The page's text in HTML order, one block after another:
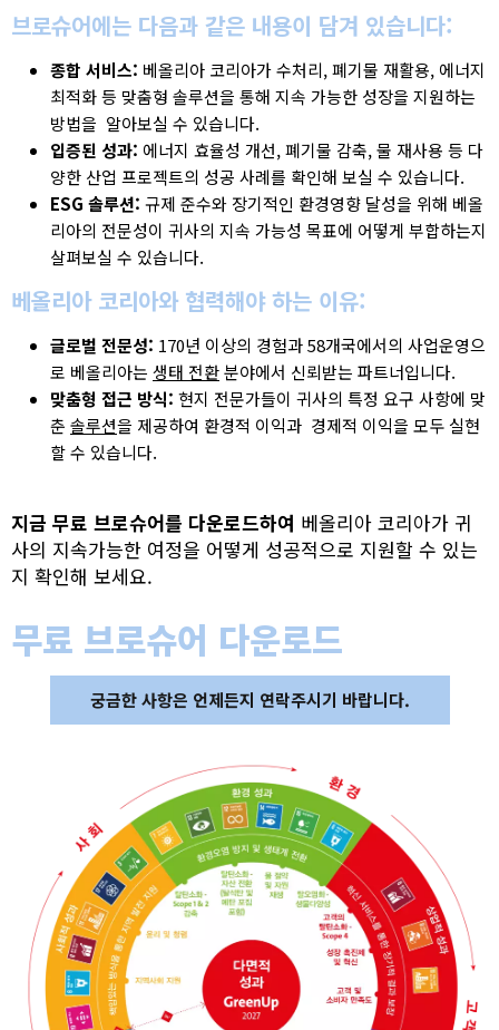
브로슈어에는 다음과 같은 내용이 담겨 있습니다:
종합 서비스: 베올리아 코리아가 수처리, 폐기물 재활용, 에너지
최적화 등 맞춤형 솔루션을 통해 지속 가능한 성장을 지원하는
방법을 알아보실 수 있습니다.
입증된 성과: 에너지 효율성 개선, 폐기물 감축, 물 재사용 등 다
양한 산업 프로젝트의 성공 사례를 확인해 보실 수 있습니다.
ESG 솔루션: 규제 준수와 장기적인 환경영향 달성을 위해 베올
리아의 전문성이 귀사의 지속 가능성 목표에 어떻게 부합하는지
살펴보실 수 있습니다.
베올리아 코리아와 협력해야 하는 이유:
글로벌 전문성: 170년 이상의 경험과 58개국에서의 사업운영으
로 베올리아는 생태 전환분야에서 신뢰받는 파트너입니다.
맞춤형 접근 방식: 현지 전문가들이 귀사의 특정 요구 사항에 맞
춘 솔루션을 제공하여 환경적 이익과 경제적 이익을 모두 실현
할 수 있습니다.
지금 무료 브로슈어를 다운로드하여 베올리아 코리아가 귀
사의 지속가능한 여정을 어떻게 성공적으로 지원할 수 있는
지 확인해 보세요.
무료 브로슈어 다운로드
궁금한 사항은 언제든지 연락주시기 바랍니다.